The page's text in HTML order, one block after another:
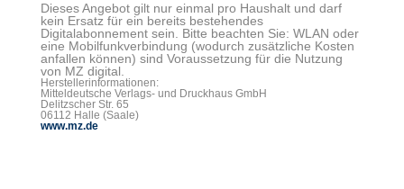
Dieses Angebot gilt nur einmal pro Haushalt und darf
kein Ersatz für ein bereits bestehendes
Digitalabonnement sein. Bitte beachten Sie: WLAN oder
eine Mobilfunkverbindung (wodurch zusätzliche Kosten
anfallen können) sind Voraussetzung für die Nutzung
von MZ digital.
Herstellerinformationen:
Mitteldeutsche Verlags- und Druckhaus GmbH
Delitzscher Str. 65
06112 Halle (Saale)
www.mz.de